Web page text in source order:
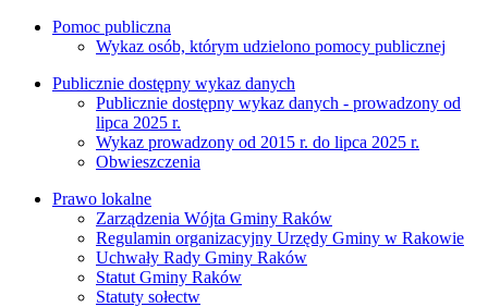
Pomoc publiczna
Wykaz osób, którym udzielono pomocy publicznej
Publicznie dostępny wykaz danych
Publicznie dostępny wykaz danych - prowadzony od
lipca 2025 r.
Wykaz prowadzony od 2015 r. do lipca 2025 r.
Obwieszczenia
Prawo lokalne
Zarządzenia Wójta Gminy Raków
Regulamin organizacyjny Urzędy Gminy w Rakowie
Uchwały Rady Gminy Raków
Statut Gminy Raków
Statuty sołectw